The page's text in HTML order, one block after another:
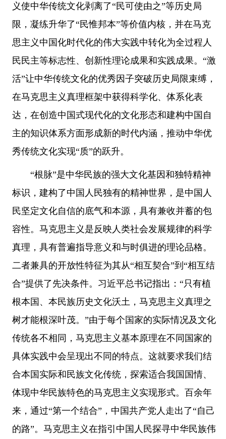
义使中华传统文化剥离了“民可使由之”等历史局
限，凝练升华了“民惟邦本”等价值内核，并在马克
思主义中国化时代化的伟大实践中转化为全过程人
民民主等标志性、创新性理论成果和实践成果。“激
活”让中华传统文化的优秀因子突破历史局限束缚，
在马克思主义真理框架中获得科学化、体系化表
达，在创造中国式现代化的文化形态和建构中国自
主的知识体系方面形成新的时代内涵，推动中华优
秀传统文化实现“质”的跃升。
“根脉”是中华民族的强大文化基因和独特精神
标识，建构了中国人民独有的精神世界，是中国人
民坚定文化自信的底气和本源，具有兼收并蓄的包
容性。马克思主义是反映人类社会发展规律的科学
真理，具有普遍指导意义和与时俱进的理论品格。
二者兼具的开放性特征为其从“相互契合”到“相互结
合”提供了先决条件。习近平总书记指出：“只有植
根本国、本民族历史文化沃土，马克思主义真理之
树才能根深叶茂。”由于每个国家的实际情况及文化
传统各不相同，马克思主义基本原理在不同国家的
具体实践中会呈现出不同的特点。这就要求我们结
合本国实际和民族文化传统，探索适合我国国情、
体现中华民族特色的马克思主义实现形式。百余年
来，通过“第一个结合”，中国共产党人走出了“自己
的路”。马克思主义在指引中国人民探寻中华民族伟